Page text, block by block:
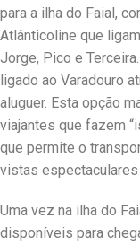
para a ilha do Faial,
Atlânticoline que
Jorge, Pico e
ligado ao Varadouro
aluguer. Esta opção
viajantes que fazem
que permite o
vistas espectaculares
Uma vez na ilha do
disponíveis para